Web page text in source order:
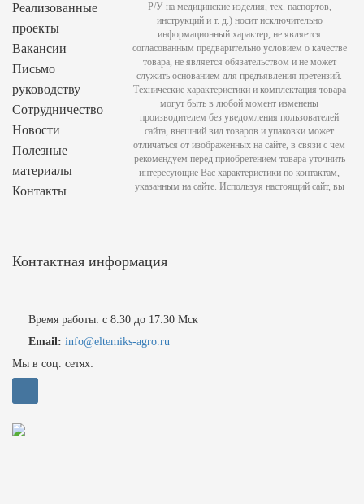
Реализованные
проекты
Вакансии
Письмо
руководству
Сотрудничество
Новости
Полезные
материалы
Контакты
Контактная информация
Время работы: с 8.30 до 17.30 Мск
Email: info@eltemiks-agro.ru
Мы в соц. сетях:
Р/У на медицинские изделия, тех. паспортов,
инструкций и т. д.) носит исключительно
информационный характер, не является
согласованным предварительно условием о качестве
товара, не является обязательством и не может
служить основанием для предъявления претензий.
Технические характеристики и комплектация товара
могут быть в любой момент изменены
производителем без уведомления пользователей
сайта, внешний вид товаров и упаковки может
отличаться от изображенных на сайте, в связи с чем
рекомендуем перед приобретением товара уточнить
интересующие Вас характеристики по контактам,
указанным на сайте. Используя настоящий сайт, вы